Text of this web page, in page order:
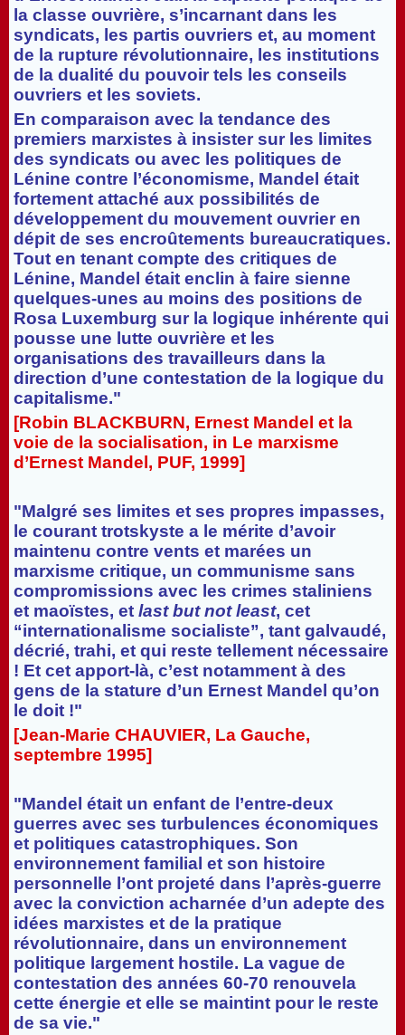
la classe ouvrière, s’incarnant dans les
syndicats, les partis ouvriers et, au moment
de la rupture révolutionnaire, les institutions
de la dualité du pouvoir tels les conseils
ouvriers et les soviets.
En comparaison avec la tendance des
premiers marxistes à insister sur les limites
des syndicats ou avec les politiques de
Lénine contre l’économisme, Mandel était
fortement attaché aux possibilités de
développement du mouvement ouvrier en
dépit de ses encroûtements bureaucratiques.
Tout en tenant compte des critiques de
Lénine, Mandel était enclin à faire sienne
quelques-unes au moins des positions de
Rosa Luxemburg sur la logique inhérente qui
pousse une lutte ouvrière et les
organisations des travailleurs dans la
direction d’une contestation de la logique du
capitalisme."
[Robin BLACKBURN, Ernest Mandel et la
voie de la socialisation, in Le marxisme
d’Ernest Mandel, PUF, 1999]
"Malgré ses limites et ses propres impasses,
le courant trotskyste a le mérite d’avoir
maintenu contre vents et marées un
marxisme critique, un communisme sans
compromissions avec les crimes staliniens
et maoïstes, et last but not least, cet
“internationalisme socialiste”, tant galvaudé,
décrié, trahi, et qui reste tellement nécessaire
! Et cet apport-là, c’est notamment à des
gens de la stature d’un Ernest Mandel qu’on
le doit !"
[Jean-Marie CHAUVIER, La Gauche,
septembre 1995]
"Mandel était un enfant de l’entre-deux
guerres avec ses turbulences économiques
et politiques catastrophiques. Son
environnement familial et son histoire
personnelle l’ont projeté dans l’après-guerre
avec la conviction acharnée d’un adepte des
idées marxistes et de la pratique
révolutionnaire, dans un environnement
politique largement hostile. La vague de
contestation des années 60-70 renouvela
cette énergie et elle se maintint pour le reste
de sa vie."